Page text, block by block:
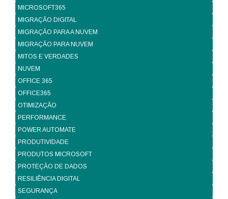
MICROSOFT365
MIGRAÇÃO DIGITAL
MIGRAÇÃO PARA A NUVEM
MIGRAÇÃO PARA NUVEM
MITOS E VERDADES
NUVEM
OFFICE 365
OFFICE365
OTIMIZAÇÃO
PERFORMANCE
POWER AUTOMATE
PRODUTIVIDADE
PRODUTOS MICROSOFT
PROTEÇÃO DE DADOS
RESILIÊNCIA DIGITAL
SEGURANÇA